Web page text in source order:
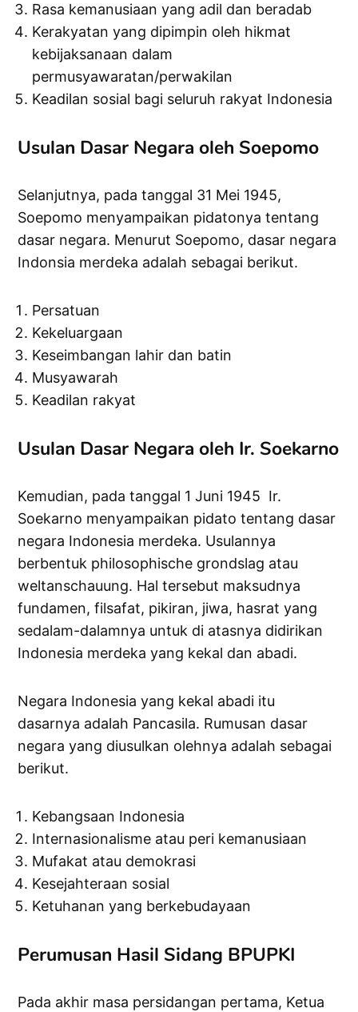
Rasa kemanusiaan yang adil dan beradab
Kerakyatan yang dipimpin oleh hikmat
kebijaksanaan dalam
permusyawaratan/perwakilan
Keadilan sosial bagi seluruh rakyat Indonesia
Usulan Dasar Negara oleh Soepomo
Selanjutnya, pada tanggal 31 Mei 1945,
Soepomo menyampaikan pidatonya tentang
dasar negara. Menurut Soepomo, dasar negara
Indonsia merdeka adalah sebagai berikut.
Persatuan
Kekeluargaan
Keseimbangan lahir dan batin
Musyawarah
Keadilan rakyat
Usulan Dasar Negara oleh Ir. Soekarno
Kemudian, pada tanggal 1 Juni 1945 Ir.
Soekarno menyampaikan pidato tentang dasar
negara Indonesia merdeka. Usulannya
berbentuk philosophische grondslag atau
weltanschauung. Hal tersebut maksudnya
fundamen, filsafat, pikiran, jiwa, hasrat yang
sedalam-dalamnya untuk di atasnya didirikan
Indonesia merdeka yang kekal dan abadi.
Negara Indonesia yang kekal abadi itu
dasarnya adalah Pancasila. Rumusan dasar
negara yang diusulkan olehnya adalah sebagai
berikut.
Kebangsaan Indonesia
Internasionalisme atau peri kemanusiaan
Mufakat atau demokrasi
Kesejahteraan sosial
Ketuhanan yang berkebudayaan
Perumusan Hasil Sidang BPUPKI
Pada akhir masa persidangan pertama, Ketua